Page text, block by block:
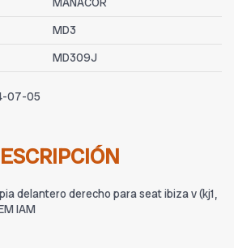
MD3
MD309J
07-05
delantero derecho para seat ibiza v (kj1,
IAM